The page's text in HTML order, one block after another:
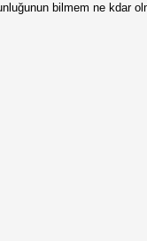
bilmem ne kdar